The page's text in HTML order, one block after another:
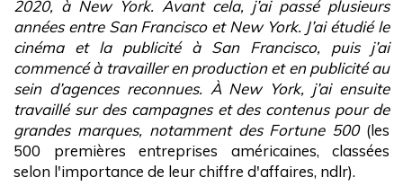
2020, à New York. Avant cela, j’ai passé plusieurs
années entre San Francisco et New York. J’ai étudié le
cinéma et la publicité à San Francisco, puis j’ai
commencé à travailler en production et en publicité au
sein d’agences reconnues. À New York, j’ai ensuite
travaillé sur des campagnes et des contenus pour de
grandes marques, notamment des Fortune 500 (les
500 premières entreprises américaines, classées
selon l'importance de leur chiffre d'affaires, ndlr).